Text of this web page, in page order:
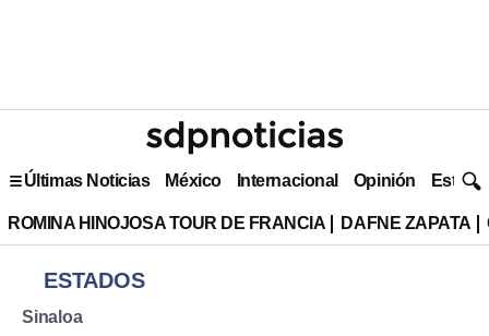
Últimas Noticias México Internacional Opinión Estilo
ROMINA HINOJOSA TOUR DE FRANCIA DAFNE ZAPATA
ESTADOS
Sinaloa